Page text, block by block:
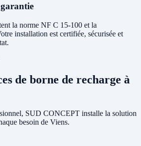
la norme NF C 15-100 et la
installation est certifiée, sécurisée et
de borne de recharge à
SUD CONCEPT installe la solution
besoin de Viens.